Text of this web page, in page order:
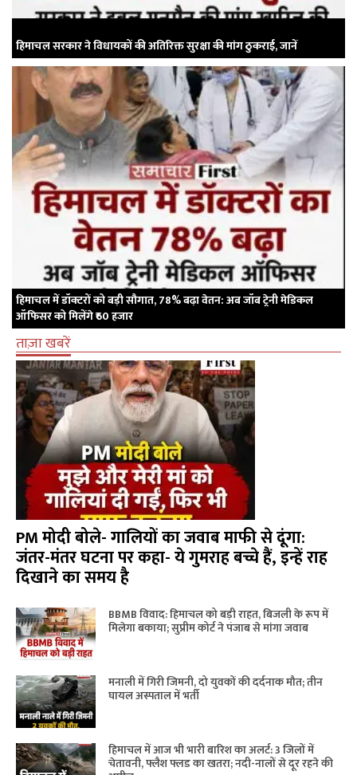
हिमाचल सरकार ने विधायकों की अतिरिक्त सुरक्षा की मांग ठुकराई, जानें
हिमाचल में डॉक्टरों को बड़ी सौगात, 78% बढ़ा वेतन: अब जॉब ट्रेनी मेडिकल
ऑफिसर को मिलेंगे ₹60 हजार
ताज़ा खबरें
PM मोदी बोले- गालियों का जवाब माफी से दूंगा:
जंतर-मंतर घटना पर कहा- ये गुमराह बच्चे हैं, इन्हें राह
दिखाने का समय है
BBMB विवाद: हिमाचल को बड़ी राहत, बिजली के रूप में
मिलेगा बकाया; सुप्रीम कोर्ट ने पंजाब से मांगा जवाब
मनाली में गिरी जिमनी, दो युवकों की दर्दनाक मौत; तीन
घायल अस्पताल में भर्ती
हिमाचल में आज भी भारी बारिश का अलर्ट: 3 जिलों में
चेतावनी, फ्लैश फ्लड का खतरा; नदी-नालों से दूर रहने की